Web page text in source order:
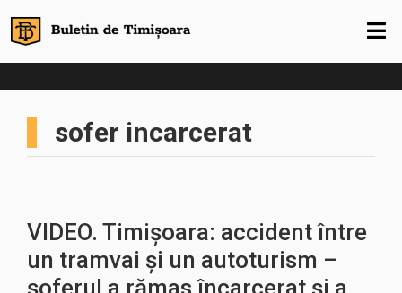
sofer incarcerat
VIDEO. Timișoara: accident între
un tramvai și un autoturism –
șoferul a rămas încarcerat și a